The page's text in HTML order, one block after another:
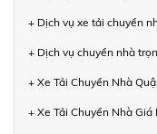
+ Dịch vụ xe tải chuyển
+ Dịch vụ chuyển nhà
+ Xe Tải Chuyển Nhà
+ Xe Tải Chuyển Nhà